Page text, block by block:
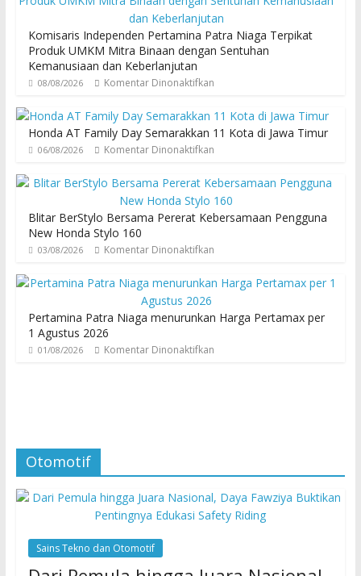
Komisaris Independen Pertamina Patra Niaga Terpikat
Produk UMKM Mitra Binaan dengan Sentuhan
Kemanusiaan dan Keberlanjutan
08/08/2026 Komentar Dinonaktifkan
Honda AT Family Day Semarakkan 11 Kota di Jawa Timur
06/08/2026 Komentar Dinonaktifkan
Blitar BerStylo Bersama Pererat Kebersamaan Pengguna
New Honda Stylo 160
03/08/2026 Komentar Dinonaktifkan
Pertamina Patra Niaga menurunkan Harga Pertamax per
1 Agustus 2026
01/08/2026 Komentar Dinonaktifkan
Otomotif
Sains Tekno dan Otomotif